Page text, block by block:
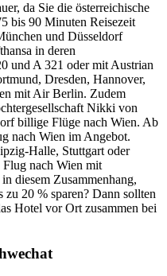
da Sie die österreichische
bis 90 Minuten Reisezeit
und Düsseldorf
in deren
und A 321 oder mit Austrian
Dresden, Hannover,
mit Air Berlin. Zudem
Nikki von
billige Flüge nach Wien. Ab
nach Wien im Angebot.
Halle, Stuttgart oder
nach Wien mit
diesem Zusammenhang,
20 % sparen? Dann sollten
Hotel vor Ort zusammen bei